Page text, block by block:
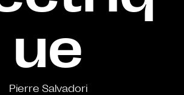
ue
Pierre Salvadori